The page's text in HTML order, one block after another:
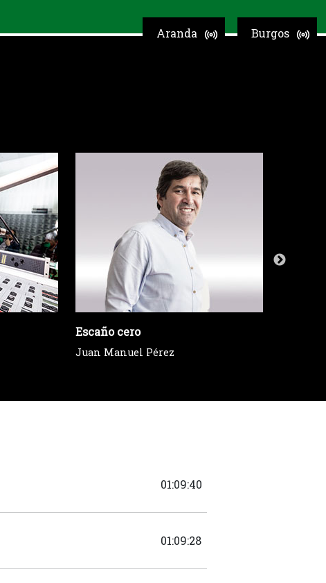
Burgos
Aranda
Escaño cero
Juan Manuel Pérez
01:09:40
01:09:28